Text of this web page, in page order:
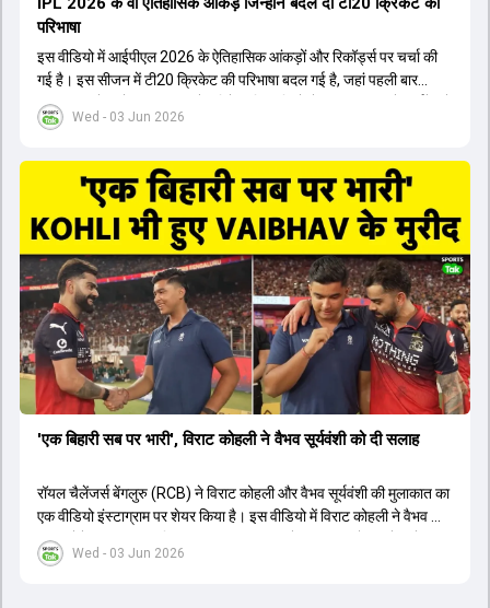
Wed - 03 Jun 2026
परिभाषा
इस वीडियो में आईपीएल 2026 के ऐतिहासिक आंकड़ों और रिकॉर्ड्स पर चर्चा की
गई है। इस सीजन में टी20 क्रिकेट की परिभाषा बदल गई है, जहां पहली बार
भारतीय बल्लेबाजों का स्ट्राइक रेट विदेशी खिलाड़ियों से ज्यादा रहा। पूरे टूर्नामेंट में
1426 छक्के लगे और 65 बार टीमों ने 200 से ज्यादा का स्कोर बनाया, जो एक
स्ट्राइक रेट के साथ मोस्ट वैल्युएबल प्लेयर का खिताब जीता। इसके अलावा पंजाब
और बेंगलुरु के प्रदर्शन के साथ-साथ लक्ष्य का पीछा करने वाली टीमों की सफलता
के आंकड़ों का भी विश्लेषण किया गया है।
Wed - 03 Jun 2026
'एक बिहारी सब पर भारी', विराट कोहली ने वैभव सूर्यवंशी को दी सलाह
रॉयल चैलेंजर्स बेंगलुरु (RCB) ने विराट कोहली और वैभव सूर्यवंशी की मुलाकात का
एक वीडियो इंस्टाग्राम पर शेयर किया है। इस वीडियो में विराट कोहली ने वैभव को
सलाह देते हुए कहा, 'एक बिहारी सब पर भारी। बस गेम खत्म।' कोहली ने उन्हें खुद
पर विश्वास रखने और नकारात्मक बातों पर ध्यान न देने की सलाह दी। आईपीएल